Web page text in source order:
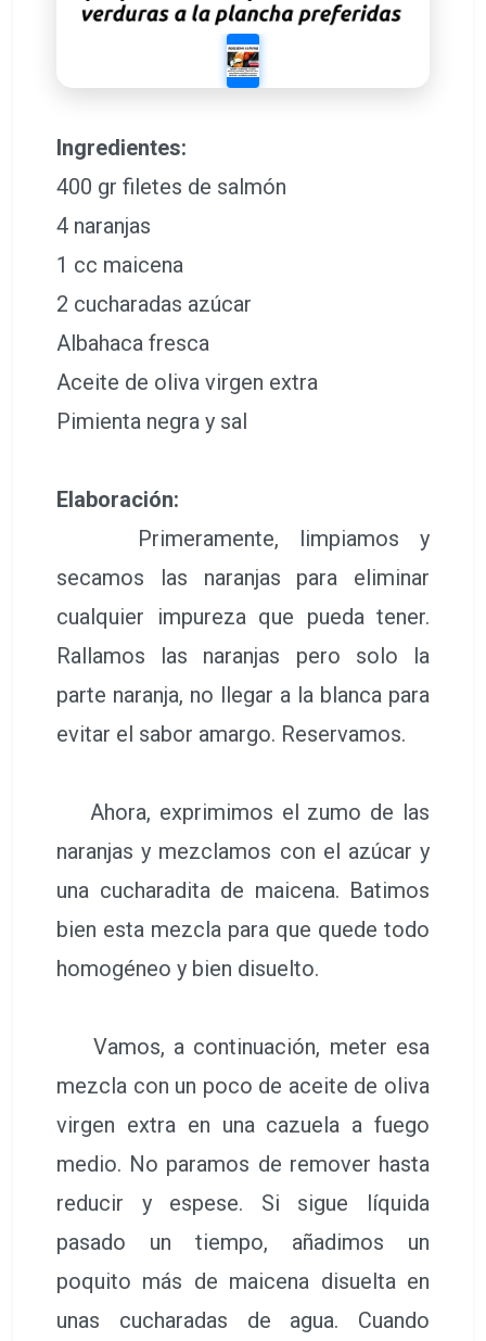
Ingredientes:
400 gr filetes de salmón
4 naranjas
1 cc maicena
2 cucharadas azúcar
Albahaca fresca
Aceite de oliva virgen extra
Pimienta negra y sal
Elaboración:
Primeramente, limpiamos y
secamos las naranjas para eliminar
cualquier impureza que pueda tener.
Rallamos las naranjas pero solo la
parte naranja, no llegar a la blanca para
evitar el sabor amargo. Reservamos.
Ahora, exprimimos el zumo de las
naranjas y mezclamos con el azúcar y
una cucharadita de maicena. Batimos
bien esta mezcla para que quede todo
homogéneo y bien disuelto.
Vamos, a continuación, meter esa
mezcla con un poco de aceite de oliva
virgen extra en una cazuela a fuego
medio. No paramos de remover hasta
reducir y espese. Si sigue líquida
pasado un tiempo, añadimos un
poquito más de maicena disuelta en
unas cucharadas de agua. Cuando